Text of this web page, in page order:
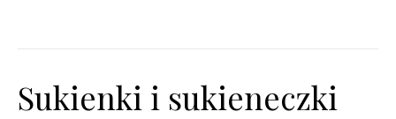
Sukienki i sukieneczki